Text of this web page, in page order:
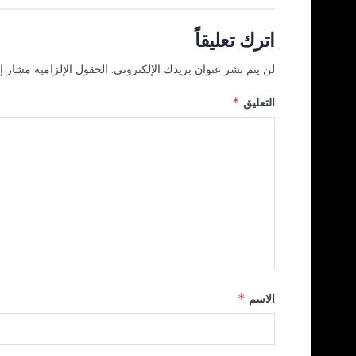
اترك تعليقاً
لن يتم نشر عنوان بريدك الإلكتروني. الحقول الإلزامية مشار
التعليق *
الاسم *